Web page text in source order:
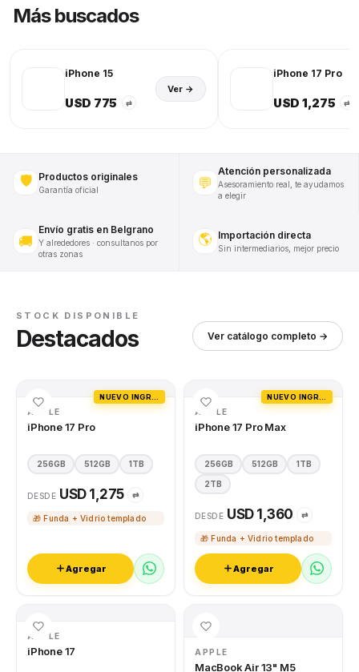
Más buscados
iPhone 15
USD 775 ⇄
Ver →
iPhone 17 Pro
USD 1,275 ⇄
🛡️ Productos originales
Garantía oficial 💬
Atención personalizada
Asesoramiento real, te ayudamos
a elegir
🚚
Envío gratis en Belgrano
Y alrededores · consultanos por
otras zonas
🌎 Importación directa
Sin intermediarios, mejor precio
STOCK DISPONIBLE
Destacados Ver catálogo completo →
APPLE
iPhone 17 Pro
256GB 512GB 1TB
DESDE USD 1,275 ⇄
🎁 Funda + Vidrio templado
Agregar
APPLE
iPhone 17 Pro Max
256GB 512GB 1TB
2TB
DESDE USD 1,360 ⇄
🎁 Funda + Vidrio templado
Agregar
APPLE
iPhone 17 APPLE
MacBook Air 13" M5